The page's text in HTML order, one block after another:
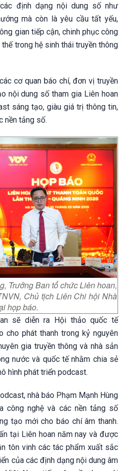
định dạng nội dung số như
mà còn là yêu cầu tất yếu,
gian tiếp cận, chinh phục công
trong hệ sinh thái truyền thông
cơ quan báo chí, đơn vị truyền
nội dung số tham gia Liên hoan
sáng tạo, giàu giá trị thông tin,
nền tảng số.
Trưởng Ban tổ chức Liên hoan,
Chủ tịch Liên Chi hội Nhà
họp báo.
sẽ diễn ra Hội thảo quốc tế
phát thanh trong kỷ nguyên
gia truyền thông và nhà sản
nước và quốc tế nhằm chia sẻ
hình phát triển podcast.
nhà báo Phạm Mạnh Hùng
công nghệ và các nền tảng số
tạo mới cho báo chí âm thanh.
tại Liên hoan năm nay và được
tôn vinh các tác phẩm xuất sắc
của các định dạng nội dung âm